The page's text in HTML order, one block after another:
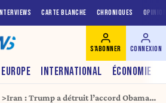
INTERVIEWS CARTE BLANCHE CHRONIQUES
EUROPE INTERNATIONAL ÉCONOMIE
S'ABONNER CONNEXION
Iran : Trump a détruit l’accord Obama